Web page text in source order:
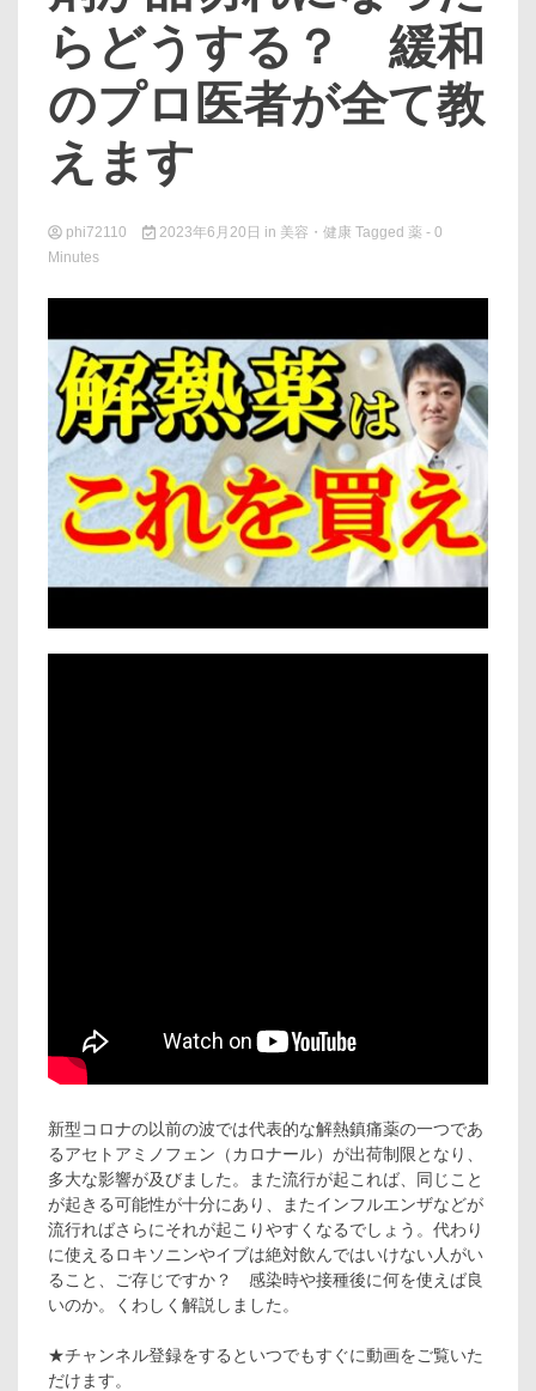
らどうする？ 緩和
のプロ医者が全て教
えます
phi72110 2023年6月20日 in 美容・健康 Tagged 薬 - 0
Minutes
新型コロナの以前の波では代表的な解熱鎮痛薬の一つであ
るアセトアミノフェン（カロナール）が出荷制限となり、
多大な影響が及びました。また流行が起これば、同じこと
が起きる可能性が十分にあり、またインフルエンザなどが
流行ればさらにそれが起こりやすくなるでしょう。代わり
に使えるロキソニンやイブは絶対飲んではいけない人がい
ること、ご存じですか？ 感染時や接種後に何を使えば良
いのか。くわしく解説しました。
★チャンネル登録をするといつでもすぐに動画をご覧いた
だけます。